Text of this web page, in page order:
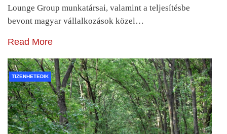
Lounge Group munkatársai, valamint a teljesítésbe
bevont magyar vállalkozások közel…
Read More
TIZENHETEDIK